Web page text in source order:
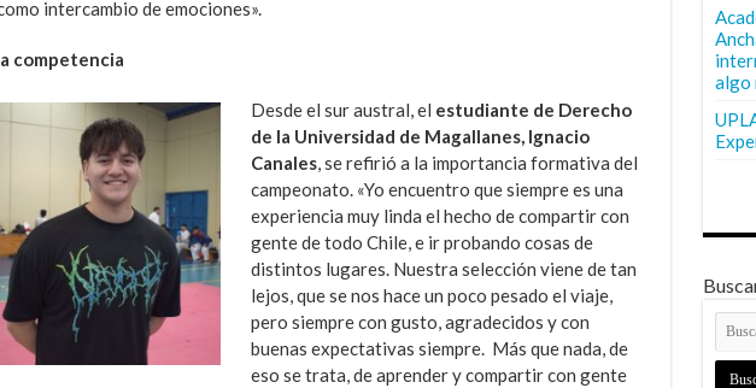
intercambio de emociones».
competencia
Desde el sur austral, el estudiante de Derecho
de la Universidad de Magallanes, Ignacio
Canales, se refirió a la importancia formativa del
campeonato. «Yo encuentro que siempre es una
experiencia muy linda el hecho de compartir con
gente de todo Chile, e ir probando cosas de
distintos lugares. Nuestra selección viene de tan
lejos, que se nos hace un poco pesado el viaje,
pero siempre con gusto, agradecidos y con
buenas expectativas siempre. Más que nada, de
eso se trata, de aprender y compartir con gente
algo